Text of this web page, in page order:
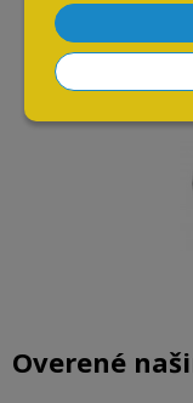
Overené